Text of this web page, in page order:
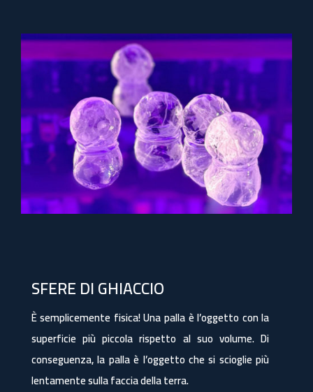
SFERE DI GHIACCIO
È semplicemente fisica! Una palla è l’oggetto con la
superficie più piccola rispetto al suo volume. Di
conseguenza, la palla è l’oggetto che si scioglie più
lentamente sulla faccia della terra.